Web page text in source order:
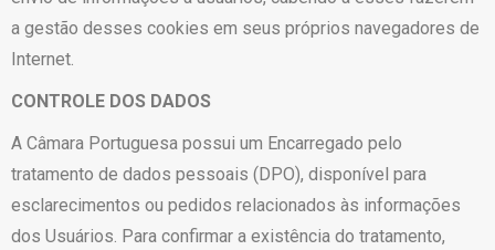
a gestão desses cookies em seus próprios navegadores de
Internet.
CONTROLE DOS DADOS
A Câmara Portuguesa possui um Encarregado pelo
tratamento de dados pessoais (DPO), disponível para
esclarecimentos ou pedidos relacionados às informações
dos Usuários. Para confirmar a existência do tratamento,